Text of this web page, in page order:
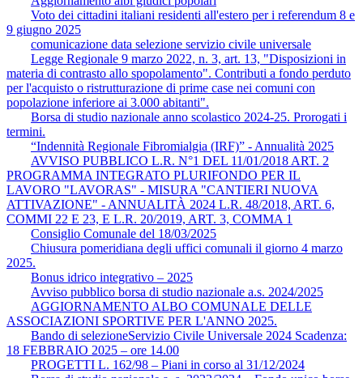
Voto dei cittadini italiani residenti all'estero per i referendum 8 e
9 giugno 2025
comunicazione data selezione servizio civile universale
Legge Regionale 9 marzo 2022, n. 3, art. 13, "Disposizioni in
materia di contrasto allo spopolamento". Contributi a fondo perduto
per l'acquisto o ristrutturazione di prime case nei comuni con
popolazione inferiore ai 3.000 abitanti".
Borsa di studio nazionale anno scolastico 2024-25. Prorogati i
termini.
“Indennità Regionale Fibromialgia (IRF)” - Annualità 2025
AVVISO PUBBLICO L.R. N°1 DEL 11/01/2018 ART. 2
PROGRAMMA INTEGRATO PLURIFONDO PER IL
LAVORO "LAVORAS" ‐ MISURA "CANTIERI NUOVA
ATTIVAZIONE" ‐ ANNUALITÀ 2024 L.R. 48/2018, ART. 6,
COMMI 22 E 23, E L.R. 20/2019, ART. 3, COMMA 1
Consiglio Comunale del 18/03/2025
Chiusura pomeridiana degli uffici comunali il giorno 4 marzo
2025.
Bonus idrico integrativo – 2025
Avviso pubblico borsa di studio nazionale a.s. 2024/2025
AGGIORNAMENTO ALBO COMUNALE DELLE
ASSOCIAZIONI SPORTIVE PER L'ANNO 2025.
Bando di selezioneServizio Civile Universale 2024 Scadenza:
18 FEBBRAIO 2025 – ore 14.00
PROGETTI L. 162/98 – Piani in corso al 31/12/2024